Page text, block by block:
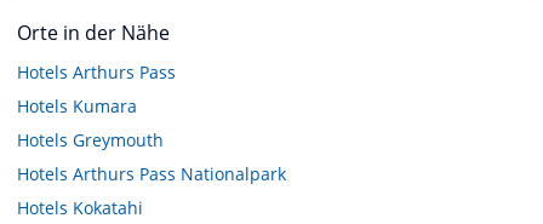
Orte in der Nähe
Hotels Arthurs Pass
Hotels Kumara
Hotels Greymouth
Hotels Arthurs Pass Nationalpark
Hotels Kokatahi